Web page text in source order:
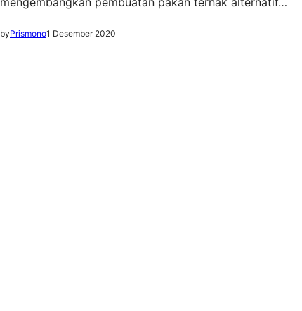
byPrismono1 Desember 2020